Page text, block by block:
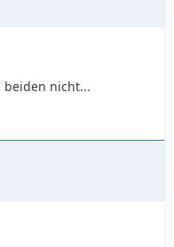
beiden nicht...